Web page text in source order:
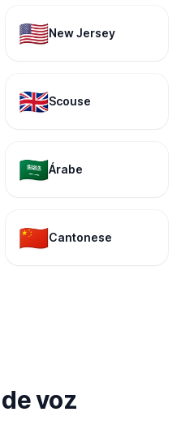
🇺🇸New Jersey
🇬🇧Scouse
🇸🇦Árabe
🇨🇳Cantonese
voz